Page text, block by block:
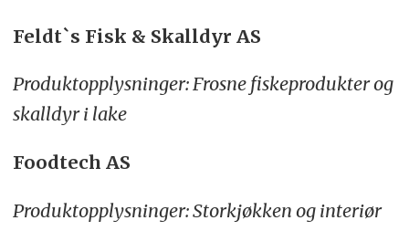
Feldt`s Fisk & Skalldyr AS
Produktopplysninger: Frosne fiskeprodukter og
skalldyr i lake
Foodtech AS
Produktopplysninger: Storkjøkken og interiør